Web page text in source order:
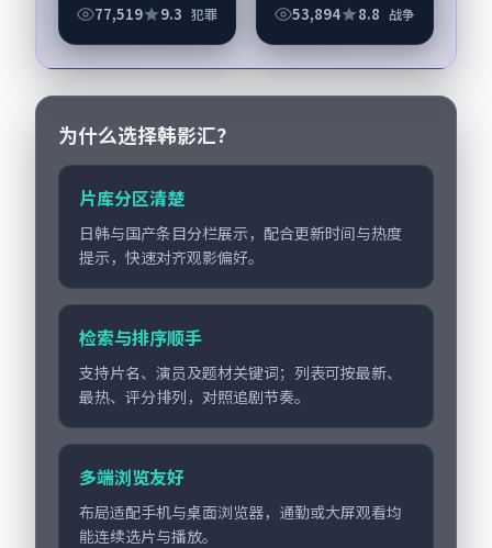
77,519 9.3 犯罪
柜》值得关注：剧情
细节的咬合，齐溪、
雷佳音与配角群戏并
重。影片2019年面
53,894 8.8 战争
为什么选择韩影汇？
片库分区清楚
日韩与国产条目分栏展示，配合更新时间与热度
提示，快速对齐观影偏好。
检索与排序顺手
支持片名、演员及题材关键词；列表可按最新、
最热、评分排列，对照追剧节奏。
多端浏览友好
布局适配手机与桌面浏览器，通勤或大屏观看均
能连续选片与播放。